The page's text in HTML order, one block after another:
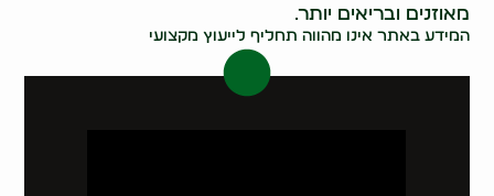
מאוזנים ובריאים יותר.
המידע באתר אינו מהווה תחליף לייעוץ מקצועי